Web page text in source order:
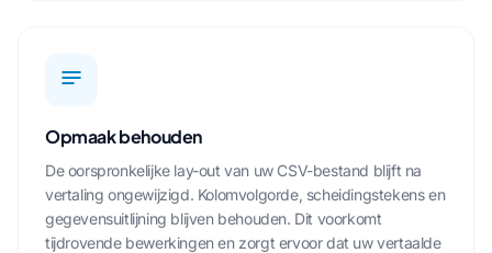
Opmaak behouden
De oorspronkelijke lay-out van uw CSV-bestand blijft na
vertaling ongewijzigd. Kolomvolgorde, scheidingstekens en
gegevensuitlijning blijven behouden. Dit voorkomt
tijdrovende bewerkingen en zorgt ervoor dat uw vertaalde